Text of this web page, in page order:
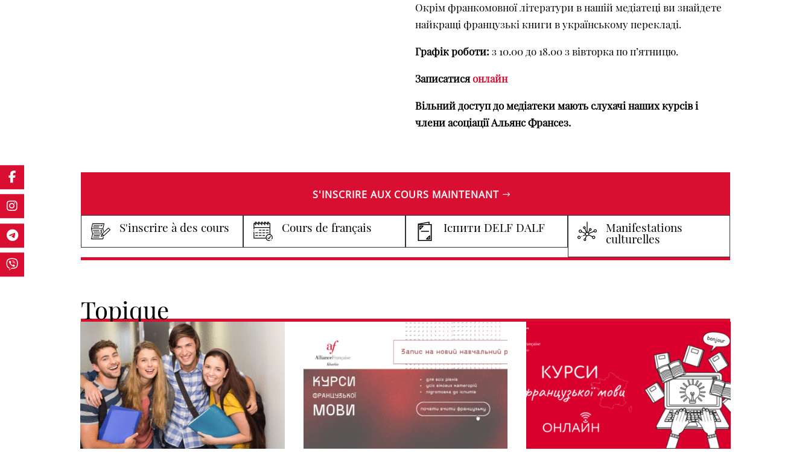
Окрім франкомовної літератури в нашій медіатеці ви знайдете
найкращі французькі книги в українському перекладі.
Графік роботи: з 10.00 до 18.00 з вівторка по п’ятницю.
Записатисяонлайн
Вільний доступ до медіатеки мають слухачі наших курсів і
члени асоціації Альянс Франсез.
S'INSCRIRE AUX COURS MAINTENANT
S'inscrire à des cours Cours de français Іспити DELF DALF Manifestations
culturelles
Topique